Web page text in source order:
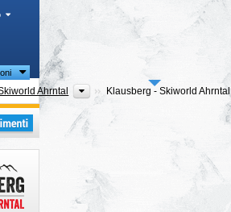
turistiche
Ahrntal AltroKlausberg - Skiworld Ahrntal